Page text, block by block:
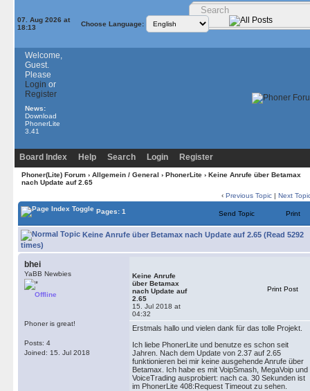
07. Aug 2026 at
18:13
Choose Language:
Welcome,
Guest.
Please
Login or
Register
News:
Download
PhonerLite
3.41
Board Index Help Search Login Register
Phoner(Lite) Forum› Allgemein / General › PhonerLite› Keine Anrufe über Betamax
nach Update auf 2.65
‹ Previous Topic | Next
Pages: 1 Send Topic Print
Keine Anrufe über Betamax nach Update auf 2.65 (Read 5292
times)
bhei
YaBB Newbies
Offline
Phoner is great!
Posts: 4
Joined: 15. Jul 2018
Keine Anrufe
über Betamax
nach Update auf
2.65
15. Jul 2018 at
04:32
Print Post
Erstmals hallo und vielen dank für das tolle Projekt.
Ich liebe PhonerLite und benutze es schon seit
Jahren. Nach dem Update von 2.37 auf 2.65
funktionieren bei mir keine ausgehende Anrufe über
Betamax. Ich habe es mit VoipSmash, MegaVoip und
VoiceTrading ausprobiert: nach ca. 30 Sekunden ist
im PhonerLite 408:Request Timeout zu sehen.